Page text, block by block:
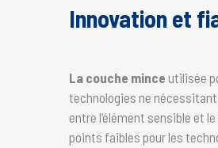
Innovation et
La couche mince utilisée
technologies ne
entre l’élément sensible et
points faibles pour les